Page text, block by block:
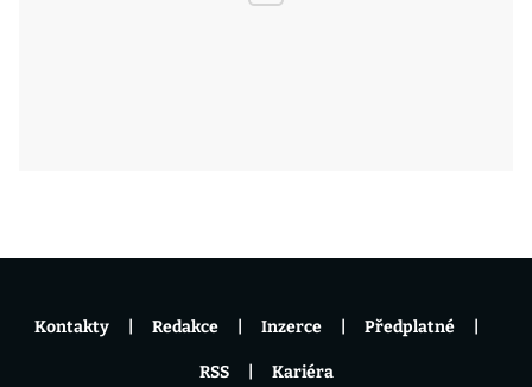
Kontakty Redakce Inzerce Předplatné
RSS Kariéra